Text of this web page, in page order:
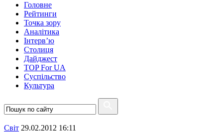
Головне
Рейтинги
Точка зору
Аналітика
Інтерв’ю
Столиця
Дайджест
TOP For UA
Суспiльство
Культура
Свiт 29.02.2012 16:11